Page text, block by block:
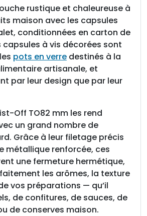
rustique et chaleureuse à
maison avec les capsules
conditionnées en carton de
capsules à vis décorées sont
pots en verre destinés à la
artisanale, et
par leur design que par leur
Off TO82 mm les rend
un grand nombre de
Grâce à leur filetage précis
métallique renforcée, ces
une fermeture hermétique,
les arômes, la texture
vos préparations — qu’il
de confitures, de sauces, de
de conserves maison.